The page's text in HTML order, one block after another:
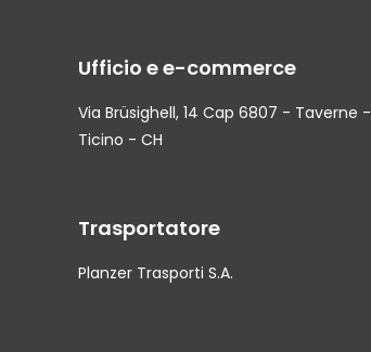
Ufficio e e-commerce
Via Brüsighell, 14 Cap 6807 - Taverne -
Ticino - CH
Trasportatore
Planzer Trasporti S.A.